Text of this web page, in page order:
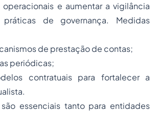
operacionais e aumentar a vigilância
de governança. Medidas
de prestação de contas;
periódicas;
contratuais para fortalecer a
essenciais tanto para entidades